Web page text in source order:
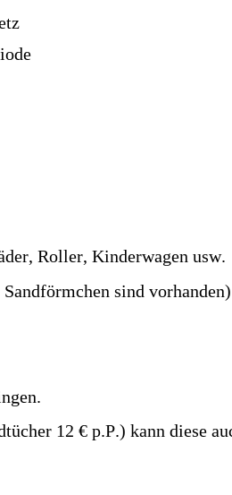
Roller, Kinderwagen usw.
sind vorhanden)
12 € p.P.) kann diese